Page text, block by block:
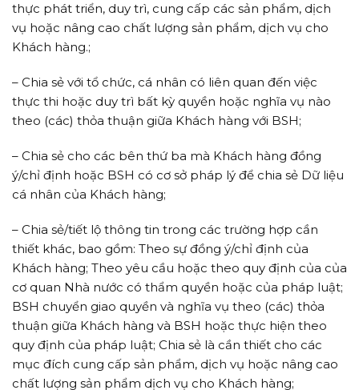
thực phát triển, duy trì, cung cấp các sản phẩm, dịch
vụ hoặc nâng cao chất lượng sản phẩm, dịch vụ cho
Khách hàng.;
– Chia sẻ với tổ chức, cá nhân có liên quan đến việc
thực thi hoặc duy trì bất kỳ quyền hoặc nghĩa vụ nào
theo (các) thỏa thuận giữa Khách hàng với BSH;
– Chia sẻ cho các bên thứ ba mà Khách hàng đồng
ý/chỉ định hoặc BSH có cơ sở pháp lý để chia sẻ Dữ liệu
cá nhân của Khách hàng;
– Chia sẻ/tiết lộ thông tin trong các trường hợp cần
thiết khác, bao gồm: Theo sự đồng ý/chỉ định của
Khách hàng; Theo yêu cầu hoặc theo quy định của của
cơ quan Nhà nước có thẩm quyền hoặc của pháp luật;
BSH chuyển giao quyền và nghĩa vụ theo (các) thỏa
thuận giữa Khách hàng và BSH hoặc thực hiện theo
quy định của pháp luật; Chia sẻ là cần thiết cho các
mục đích cung cấp sản phẩm, dịch vụ hoặc nâng cao
chất lượng sản phẩm dịch vụ cho Khách hàng;